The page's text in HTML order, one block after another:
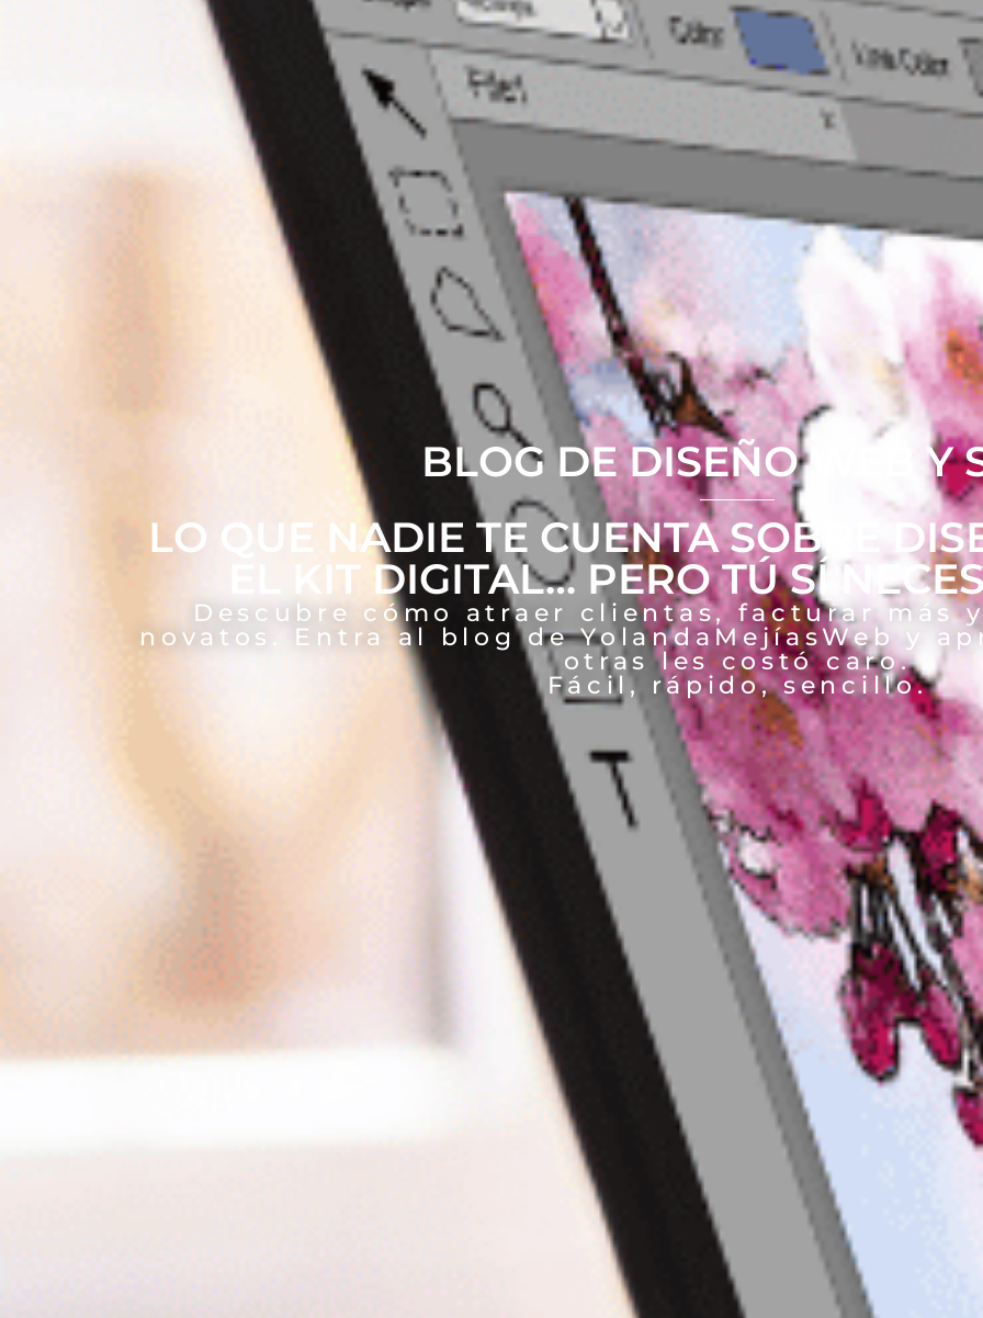
BLOG DE DISEÑO WEB Y
LO QUE NADIE TE CUENTA SOBRE
EL KIT DIGITAL… PERO TÚ SÍ
Descubre cómo atraer clientas, facturar más
novatos. Entra al blog de YolandaMejíasWeb y
otras les costó caro.
Fácil, rápido, sencillo.